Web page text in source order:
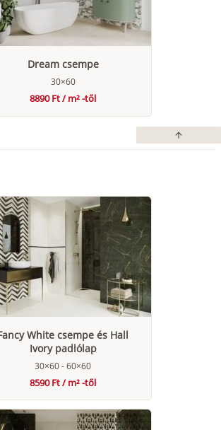
Dream csempe
30×60
8890 Ft / m² -től
arrow_upward
White csempe és Hall
Ivory padlólap
30×60 - 60×60
8590 Ft / m² -től